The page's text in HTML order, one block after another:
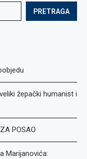
PRETRAGA
žepački humanist i
POSAO
Marijanovića: